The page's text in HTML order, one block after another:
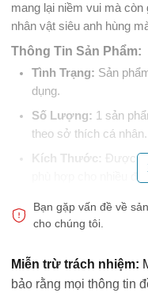
mang lại niềm vui mà
nhân vật siêu anh hùng
Thông Tin Sản Phẩm:
Tình Trạng: Sản
dụng.
Số Lượng: 1 sản
theo sở thích cá nhân.
Kích Thước: Được
Áp Dụng: Dành cho
vị cho mọi lứa tuổi.
Sản
hợp với dây đeo co
dụng.
Bạn gặp vấn đề về
cho chúng tôi.
Miễn trừ trách nhiệm:
bảo rằng mọi thông tin